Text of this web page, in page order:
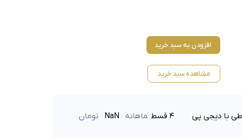
افزودن به سبد خرید
مشاهده سبد خرید
با دیجی پی ۴ قسط ماهانه تومان